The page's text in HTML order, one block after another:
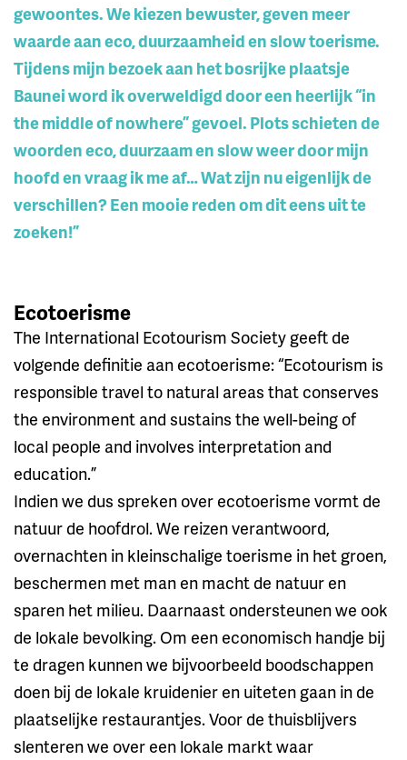
gewoontes. We kiezen bewuster, geven meer
waarde aan eco, duurzaamheid en slow toerisme.
Tijdens mijn bezoek aan het bosrijke plaatsje
Baunei word ik overweldigd door een heerlijk “in
the middle of nowhere” gevoel. Plots schieten de
woorden eco, duurzaam en slow weer door mijn
hoofd en vraag ik me af… Wat zijn nu eigenlijk de
verschillen? Een mooie reden om dit eens uit te
zoeken!”
Ecotoerisme
The International Ecotourism Society geeft de
volgende definitie aan ecotoerisme: “Ecotourism is
responsible travel to natural areas that conserves
the environment and sustains the well-being of
local people and involves interpretation and
education.”
Indien we dus spreken over ecotoerisme vormt de
natuur de hoofdrol. We reizen verantwoord,
overnachten in kleinschalige toerisme in het groen,
beschermen met man en macht de natuur en
sparen het milieu. Daarnaast ondersteunen we ook
de lokale bevolking. Om een economisch handje bij
te dragen kunnen we bijvoorbeeld boodschappen
doen bij de lokale kruidenier en uiteten gaan in de
plaatselijke restaurantjes. Voor de thuisblijvers
slenteren we over een lokale markt waar